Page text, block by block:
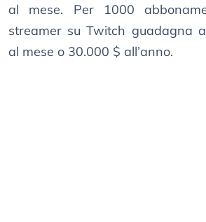
al mese. Per 1000
streamer su Twitch guadagna
al mese o 30.000 $ all’anno.